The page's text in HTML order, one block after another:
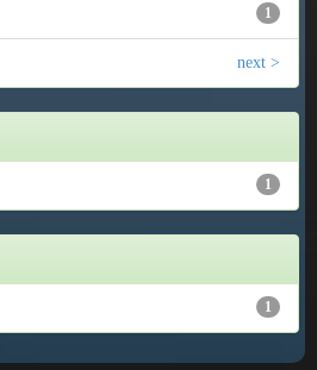
1
next >
1
1